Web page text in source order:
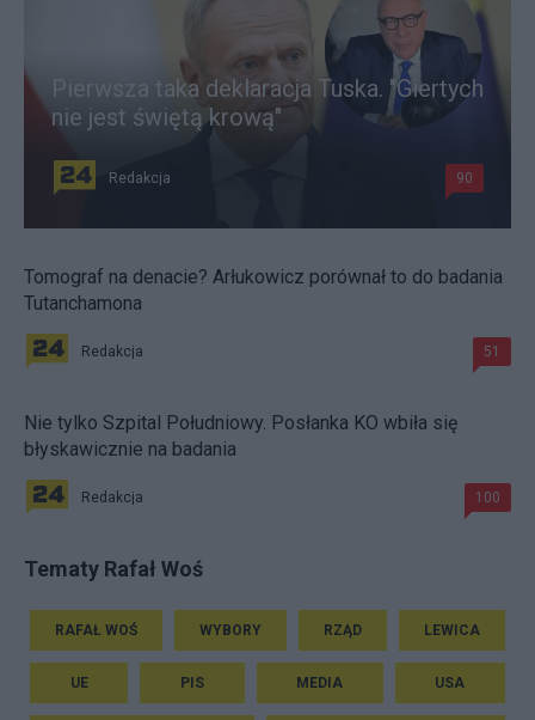
Pierwsza taka deklaracja Tuska. "Giertych
nie jest świętą krową"
Redakcja 90
Tomograf na denacie? Arłukowicz porównał to do badania
Tutanchamona
Redakcja 51
Nie tylko Szpital Południowy. Posłanka KO wbiła się
błyskawicznie na badania
Redakcja 100
Tematy Rafał Woś
RAFAŁ WOŚ WYBORY RZĄD LEWICA
UE PIS MEDIA USA